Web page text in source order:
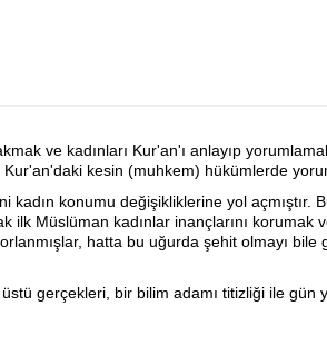
ve kadınları Kur'an'ı anlayıp
kesin (muhkem) hükümlerde
konumu değişikliklerine yol açmıştır.
Müslüman kadınlar inançlarını korumak
hatta bu uğurda şehit olmayı bile
gerçekleri, bir bilim adamı titizliği ile gün